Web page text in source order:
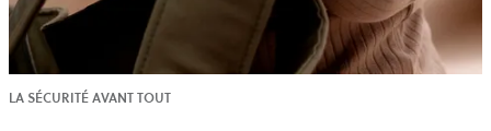
LA SÉCURITÉ AVANT TOUT